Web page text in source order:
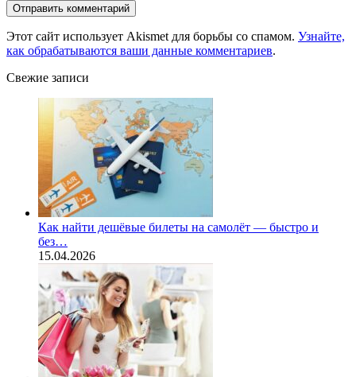
Этот сайт использует Akismet для борьбы со спамом. Узнайте,
как обрабатываются ваши данные комментариев.
Свежие записи
Как найти дешёвые билеты на самолёт — быстро и
без…
15.04.2026